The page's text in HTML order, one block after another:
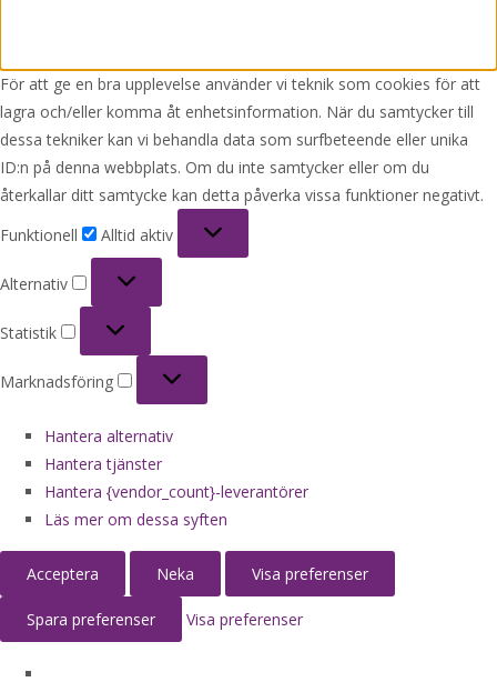
För att ge en bra upplevelse använder vi teknik som cookies för att
lagra och/eller komma åt enhetsinformation. När du samtycker till
dessa tekniker kan vi behandla data som surfbeteende eller unika
ID:n på denna webbplats. Om du inte samtycker eller om du
återkallar ditt samtycke kan detta påverka vissa funktioner negativt.
Funktionell
Alltid aktiv
Alternativ
Statistik
Marknadsföring
Hantera alternativ
Hantera tjänster
Hantera {vendor_count}-leverantörer
Läs mer om dessa syften
Acceptera Neka Visa preferenser
Spara preferenser Visa preferenser